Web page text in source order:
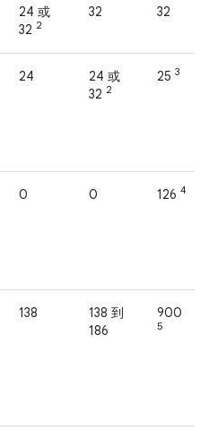
24 或
32 2
32 32
24
24 或
32 2
25 3
0 0 126 4
138
138 到
186
900
5